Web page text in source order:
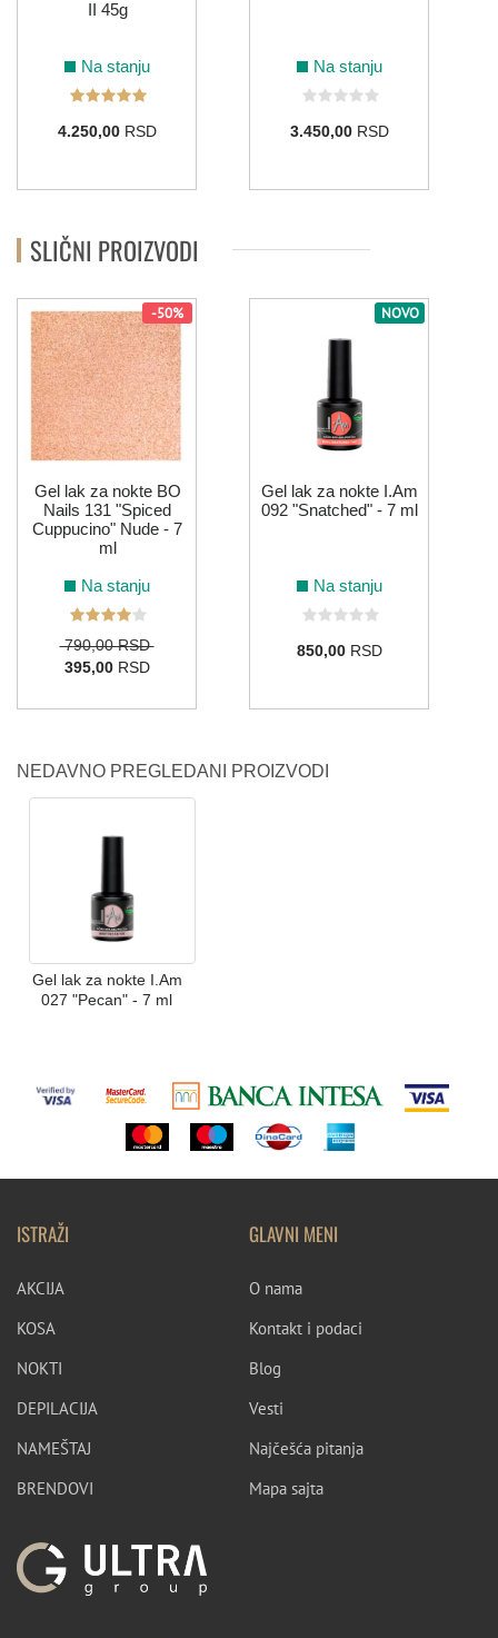
108 155
008 075 133 134 214
ZLATNA
114
ŽUTA
006 122
II 45g
Na stanju
4.250,00RSD
Na stanju
3.450,00RSD
SLIČNI PROIZVODI
-50%
Gel lak za nokte BO
Nails 131 "Spiced
Cuppucino" Nude - 7
ml
Na stanju
790,00 RSD
395,00RSD
NOVO
Gel lak za nokte I.Am
092 "Snatched" - 7 ml
Na stanju
850,00RSD
NEDAVNO PREGLEDANI PROIZVODI
Gel lak za nokte I.Am
027 "Pecan" - 7 ml
ISTRAŽI
AKCIJA
KOSA
NOKTI
DEPILACIJA
NAMEŠTAJ
BRENDOVI
GLAVNI MENI
O nama
Kontakt i podaci
Blog
Vesti
Najčešća pitanja
Mapa sajta